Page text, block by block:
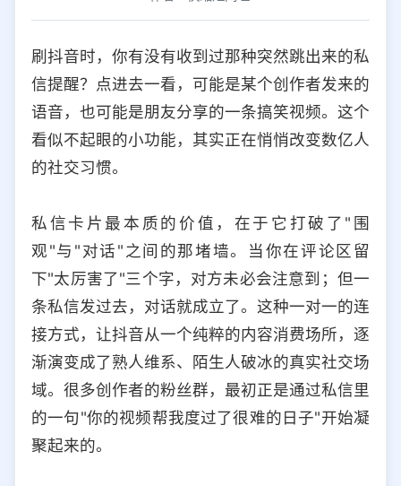
选择防红平台类型，避免链接被拦截
iOS Android PC 其他
选择允许访问的平台类型
刷抖音时，你有没有收到过那种突然跳出来的私
信提醒？点进去一看，可能是某个创作者发来的
语音，也可能是朋友分享的一条搞笑视频。这个
看似不起眼的小功能，其实正在悄悄改变数亿人
的社交习惯。
私信卡片最本质的价值，在于它打破了"围
观"与"对话"之间的那堵墙。当你在评论区留
下"太厉害了"三个字，对方未必会注意到；但一
条私信发过去，对话就成立了。这种一对一的连
接方式，让抖音从一个纯粹的内容消费场所，逐
渐演变成了熟人维系、陌生人破冰的真实社交场
域。很多创作者的粉丝群，最初正是通过私信里
的一句"你的视频帮我度过了很难的日子"开始凝
聚起来的。